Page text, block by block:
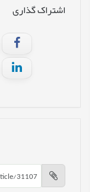
اشتراک گذاری